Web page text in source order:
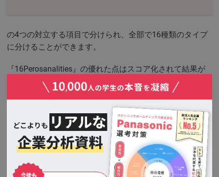
の4つの対立する項目で分けられ、全部で16種類のタイプ
に分けることができます。
『16Perosanalities』の優れた点はスコア化されて結果が
出ることです。
とが挙げられます。
内向的の度合いを客観的に評価する仕組みを作り上げてい
ることが、他の診断ツールにはない独自性と言えるでしょ